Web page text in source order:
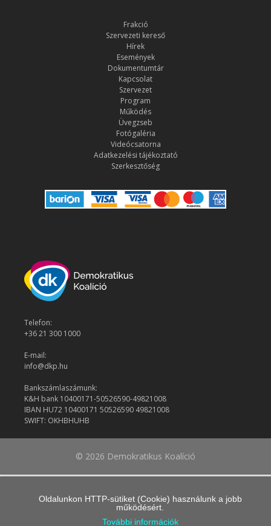
Frakció
Szervezeti kereső
Hírek
Események
Dokumentumtár
Kapcsolat
Szervezet
Program
Működés
Üvegzseb
Fotógaléria
Videócsatorna
Adatkezelési tájékoztató
Szerkesztőség
Telefon:
+36 21 300 1000
E-mail:
info@dkp.hu
Bankszámlaszámunk:
K&H bank 10400171-50526590-49821008
IBAN HU72 10400171 50526590 49821008
SWIFT: OKHBHUHB
© 2026 Demokratikus Koalíció
Oldalunkon HTTP-sütiket (Cookie) használunk a jobb
működésért.
További információk